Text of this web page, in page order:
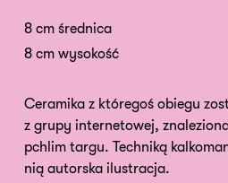
8 cm średnica
8 cm wysokość
Ceramika z któregoś obiegu
z grupy internetowej,
pchlim targu. Techniką
nią autorska ilustracja.